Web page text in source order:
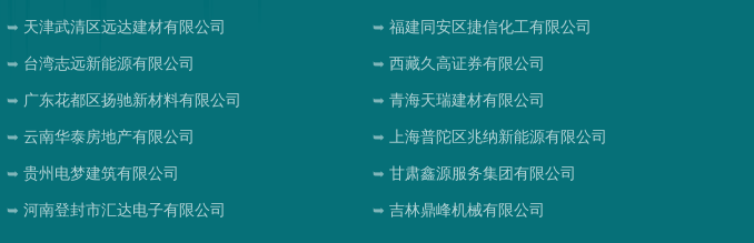
天津武清区远达建材有限公司 福建同安区捷信化工有限公司
台湾志远新能源有限公司 西藏久高证券有限公司
广东花都区扬驰新材料有限公司 青海天瑞建材有限公司
云南华泰房地产有限公司 上海普陀区兆纳新能源有限公司
贵州电梦建筑有限公司 甘肃鑫源服务集团有限公司
河南登封市汇达电子有限公司 吉林鼎峰机械有限公司